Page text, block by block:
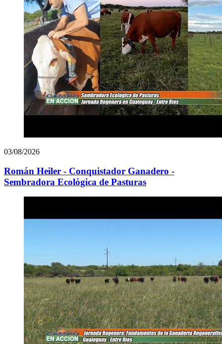
03/08/2026
Román Heiler - Conquistador Ganadero -
Sembradora Ecológica de Pasturas